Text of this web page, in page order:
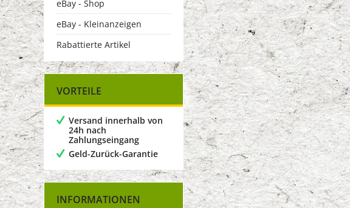
eBay - Shop
eBay - Kleinanzeigen
Rabattierte Artikel
VORTEILE
Versand innerhalb von
24h nach
Zahlungseingang
Geld-Zurück-Garantie
INFORMATIONEN